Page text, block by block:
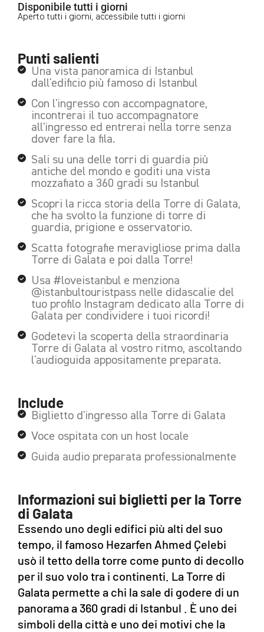
Disponibile tutti i giorni
Aperto tutti i giorni, accessibile tutti i giorni
Punti salienti
Una vista panoramica di Istanbul
dall'edificio più famoso di Istanbul
Con l'ingresso con accompagnatore,
incontrerai il tuo accompagnatore
all'ingresso ed entrerai nella torre senza
dover fare la fila.
Sali su una delle torri di guardia più
antiche del mondo e goditi una vista
mozzafiato a 360 gradi su Istanbul
Scopri la ricca storia della Torre di Galata,
che ha svolto la funzione di torre di
guardia, prigione e osservatorio.
Scatta fotografie meravigliose prima dalla
Torre di Galata e poi dalla Torre!
Usa #loveistanbul e menziona
@istanbultouristpass nelle didascalie del
tuo profilo Instagram dedicato alla Torre di
Galata per condividere i tuoi ricordi!
Godetevi la scoperta della straordinaria
Torre di Galata al vostro ritmo, ascoltando
l'audioguida appositamente preparata.
Include
Biglietto d'ingresso alla Torre di Galata
Voce ospitata con un host locale
Guida audio preparata professionalmente
Informazioni sui biglietti per la Torre
di Galata
Essendo uno degli edifici più alti del suo
tempo, il famoso Hezarfen Ahmed Çelebi
usò il tetto della torre come punto di decollo
per il suo volo tra i continenti. La Torre di
Galata permette a chi la sale di godere di un
panorama a 360 gradi di Istanbul . È uno dei
simboli della città e uno dei motivi che la